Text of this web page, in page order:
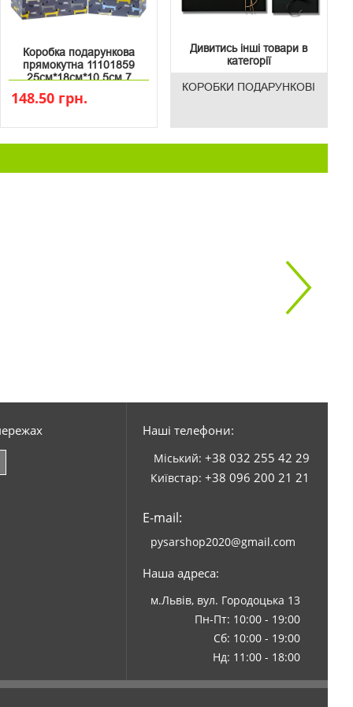
Коробка подарункова
прямокутна 11101859
25см*18см*10.5см 7
148.50 грн.
Дивитись інші товари в
категорії
КОРОБКИ ПОДАРУНКОВІ
Наші телефони:
Міський: +38 032 255 42 29
Київстар: +38 096 200 21 21
E-mail:
pysarshop2020@gmail.com
Наша адреса:
м.Львів, вул. Городоцька 13
Пн-Пт: 10:00 - 19:00
Сб: 10:00 - 19:00
Нд: 11:00 - 18:00